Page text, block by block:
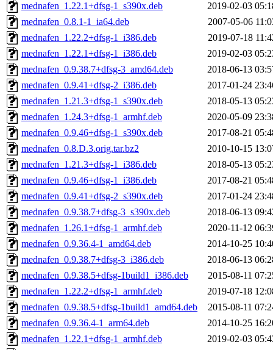
mednafen_1.22.1+dfsg-1_s390x.deb
2019-02-03
mednafen_0.8.1-1_ia64.deb
2007-05-06
mednafen_1.22.2+dfsg-1_i386.deb
2019-07-18
mednafen_1.22.1+dfsg-1_i386.deb
2019-02-03
mednafen_0.9.38.7+dfsg-3_amd64.deb
2018-06-13
mednafen_0.9.41+dfsg-2_i386.deb
2017-01-24
mednafen_1.21.3+dfsg-1_s390x.deb
2018-05-13
mednafen_1.24.3+dfsg-1_armhf.deb
2020-05-09
mednafen_0.9.46+dfsg-1_s390x.deb
2017-08-21
mednafen_0.8.D.3.orig.tar.bz2
2010-10-15
mednafen_1.21.3+dfsg-1_i386.deb
2018-05-13
mednafen_0.9.46+dfsg-1_i386.deb
2017-08-21
mednafen_0.9.41+dfsg-2_s390x.deb
2017-01-24
mednafen_0.9.38.7+dfsg-3_s390x.deb
2018-06-13
mednafen_1.26.1+dfsg-1_armhf.deb
2020-11-12
mednafen_0.9.36.4-1_amd64.deb
2014-10-25
mednafen_0.9.38.7+dfsg-3_i386.deb
2018-06-13
mednafen_0.9.38.5+dfsg-1build1_i386.deb
2015-08-11
mednafen_1.22.2+dfsg-1_armhf.deb
2019-07-18
mednafen_0.9.38.5+dfsg-1build1_amd64.deb
2015-08-11
mednafen_0.9.36.4-1_arm64.deb
2014-10-25
mednafen_1.22.1+dfsg-1_armhf.deb
2019-02-03